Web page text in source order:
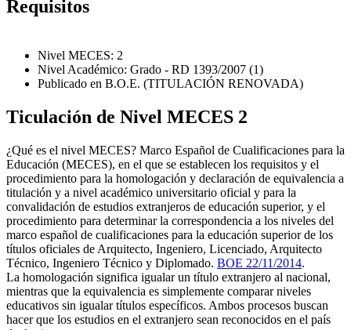
Requisitos
Nivel MECES: 2
Nivel Académico: Grado - RD 1393/2007 (1)
Publicado en B.O.E. (TITULACIÓN RENOVADA)
Ticulación de Nivel MECES 2
¿Qué es el nivel MECES? Marco Español de Cualificaciones para la
Educación (MECES), en el que se establecen los requisitos y el
procedimiento para la homologación y declaración de equivalencia a
titulación y a nivel académico universitario oficial y para la
convalidación de estudios extranjeros de educación superior, y el
procedimiento para determinar la correspondencia a los niveles del
marco español de cualificaciones para la educación superior de los
títulos oficiales de Arquitecto, Ingeniero, Licenciado, Arquitecto
Técnico, Ingeniero Técnico y Diplomado. BOE 22/11/2014.
La homologación significa igualar un título extranjero al nacional,
mientras que la equivalencia es simplemente comparar niveles
educativos sin igualar títulos específicos. Ambos procesos buscan
hacer que los estudios en el extranjero sean reconocidos en el país